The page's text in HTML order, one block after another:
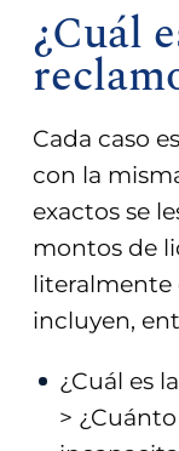
¿Cuál
Cada caso
con la
exactos se
montos de
literalmente
incluyen,
¿Cuál es
>